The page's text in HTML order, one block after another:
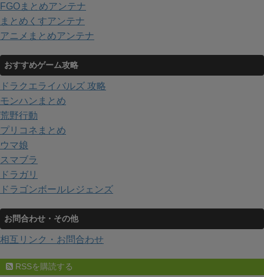
FGOまとめアンテナ
まとめくすアンテナ
アニメまとめアンテナ
おすすめゲーム攻略
ドラクエライバルズ 攻略
モンハンまとめ
荒野行動
プリコネまとめ
ウマ娘
スマブラ
ドラガリ
ドラゴンボールレジェンズ
お問合わせ・その他
相互リンク・お問合わせ
RSSを購読する